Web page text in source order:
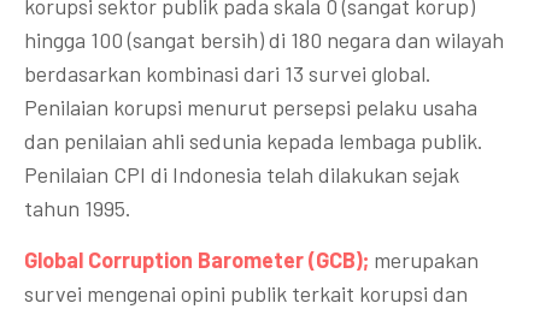
korupsi sektor publik pada skala 0 (sangat korup)
hingga 100 (sangat bersih) di 180 negara dan wilayah
berdasarkan kombinasi dari 13 survei global.
Penilaian korupsi menurut persepsi pelaku usaha
dan penilaian ahli sedunia kepada lembaga publik.
Penilaian CPI di Indonesia telah dilakukan sejak
tahun 1995.
Global Corruption Barometer (GCB); merupakan
survei mengenai opini publik terkait korupsi dan